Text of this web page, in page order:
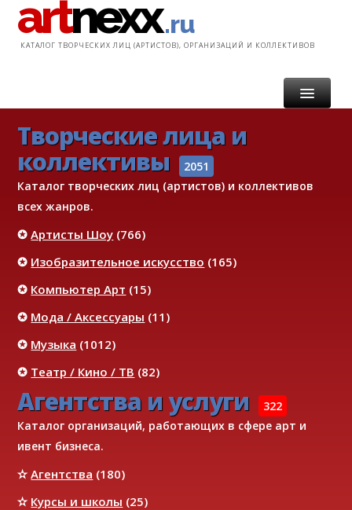
artnexx.ru
КАТАЛОГ ТВОРЧЕСКИХ ЛИЦ (АРТИСТОВ), ОРГАНИЗАЦИЙ И КОЛЛЕКТИВОВ
ГЛАВНАЯ
КАТАЛОГ
ИНФОРМАЦИЯ
КОНТАКТ
Творческие лица и
коллективы
2051
Каталог творческих лиц (артистов) и коллективов
всех жанров.
✪Артисты Шоу (766)
✪ Изобразительное искусство (165)
✪ Компьютер Арт (15)
✪ Мода / Аксессуары (11)
✪ Музыка (1012)
✪ Театр / Кино / ТВ (82)
Агентства и услуги
322
Каталог организаций, работающих в сфере арт и
ивент бизнеса.
✫Агентства (180)
✫ Курсы и школы (25)